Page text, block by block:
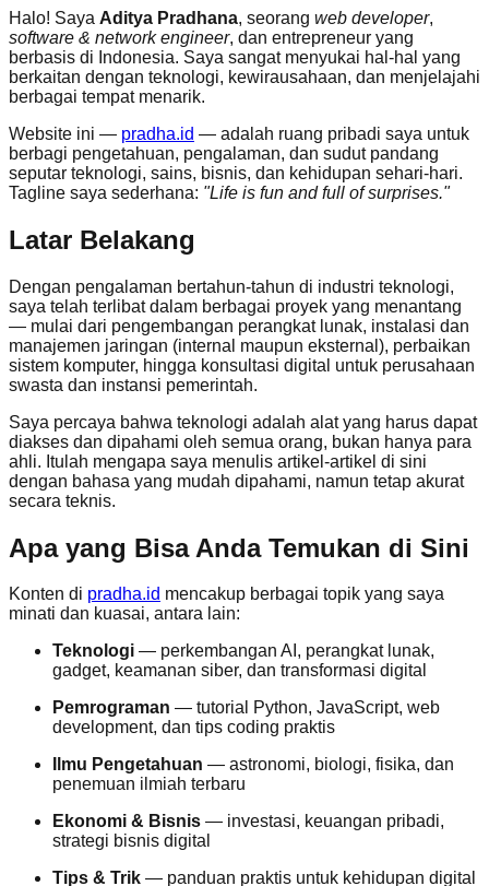
Halo! Saya Aditya Pradhana, seorang web developer,
software & network engineer, dan entrepreneur yang
berbasis di Indonesia. Saya sangat menyukai hal-hal yang
berkaitan dengan teknologi, kewirausahaan, dan menjelajahi
berbagai tempat menarik.
Website ini — pradha.id — adalah ruang pribadi saya untuk
berbagi pengetahuan, pengalaman, dan sudut pandang
seputar teknologi, sains, bisnis, dan kehidupan sehari-hari.
Tagline saya sederhana: "Life is fun and full of surprises."
Latar Belakang
Dengan pengalaman bertahun-tahun di industri teknologi,
saya telah terlibat dalam berbagai proyek yang menantang
— mulai dari pengembangan perangkat lunak, instalasi dan
manajemen jaringan (internal maupun eksternal), perbaikan
sistem komputer, hingga konsultasi digital untuk perusahaan
swasta dan instansi pemerintah.
Saya percaya bahwa teknologi adalah alat yang harus dapat
diakses dan dipahami oleh semua orang, bukan hanya para
ahli. Itulah mengapa saya menulis artikel-artikel di sini
dengan bahasa yang mudah dipahami, namun tetap akurat
secara teknis.
Apa yang Bisa Anda Temukan di Sini
Konten di pradha.id mencakup berbagai topik yang saya
minati dan kuasai, antara lain:
Teknologi — perkembangan AI, perangkat lunak,
gadget, keamanan siber, dan transformasi digital
Pemrograman — tutorial Python, JavaScript, web
development, dan tips coding praktis
Ilmu Pengetahuan — astronomi, biologi, fisika, dan
penemuan ilmiah terbaru
Ekonomi & Bisnis — investasi, keuangan pribadi,
strategi bisnis digital
Tips & Trik — panduan praktis untuk kehidupan digital